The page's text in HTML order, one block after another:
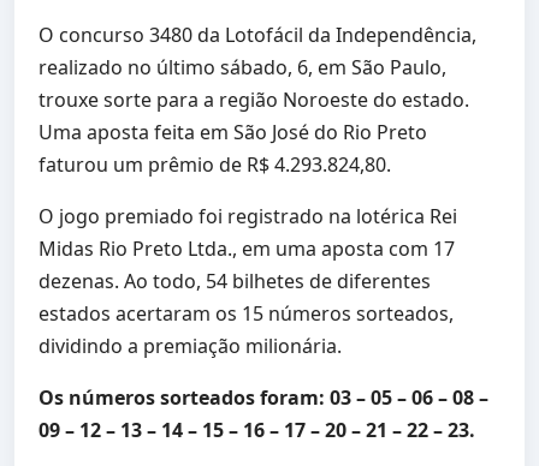
O concurso 3480 da Lotofácil da Independência,
realizado no último sábado, 6, em São Paulo,
trouxe sorte para a região Noroeste do estado.
Uma aposta feita em São José do Rio Preto
faturou um prêmio de R$ 4.293.824,80.
O jogo premiado foi registrado na lotérica Rei
Midas Rio Preto Ltda., em uma aposta com 17
dezenas. Ao todo, 54 bilhetes de diferentes
estados acertaram os 15 números sorteados,
dividindo a premiação milionária.
Os números sorteados foram: 03 – 05 – 06 – 08 –
09 – 12 – 13 – 14 – 15 – 16 – 17 – 20 – 21 – 22 – 23.